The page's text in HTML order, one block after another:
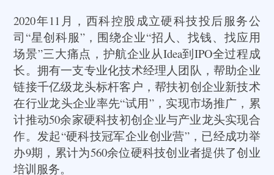
2020年11月，西科控股成立硬科技投后服务公
司“星创科服”，围绕企业“招人、找钱、找应用
场景”三大痛点，护航企业从Idea到IPO全过程成
长。拥有一支专业化技术经理人团队，帮助企业
链接千亿级龙头标杆客户，帮扶初创企业新技术
在行业龙头企业率先“试用”，实现市场推广，累
计推动50余家硬科技初创企业与产业龙头实现合
作。发起“硬科技冠军企业创业营”，已经成功举
办9期，累计为560余位硬科技创业者提供了创业
培训服务。